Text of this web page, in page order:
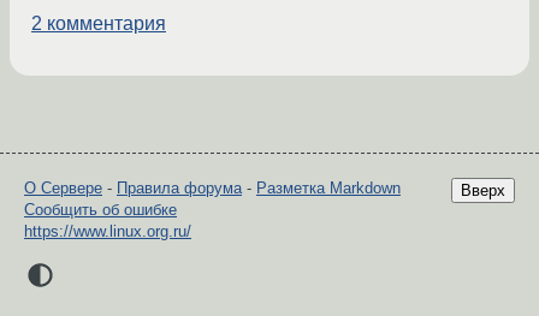
2 комментария
Вверх
О Сервере - Правила форума- Разметка Markdown
Сообщить об ошибке
https://www.linux.org.ru/